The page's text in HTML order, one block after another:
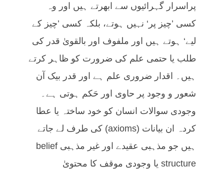
پراسرار گہرائیوں سے ابھرتے ہیں اور وہ
کسی ’چیز پر‘ نہیں ہوتے، بلکہ کسی ’چیز کے
لیے‘ ہوتے ہیں اور ملفوف اور بالقویٰ قدر کی
طلب یا حتمی علم کی ضرورت کو ظاہر کرتے
ہیں۔ اقدار ضروری علم ہے اور قدر بیک آن
شعور و وجود پر حاوی اور حَکم ہوتی ہے۔
وجودی سوالات انسان کو خود ساختہ یا عطا
کردہ ان بیانات (axioms) کی طرف لے جاتے
ہیں جو مذہبی عقیدے اور غیر مذہبی belief
structure یا وجودی موقف کا محتویٰ